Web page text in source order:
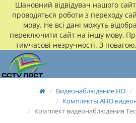
Шановний відвідувач нашого
проводяться роботи з переходу
мову. Не всі дані можуть
переключити сайт на іншу мову,
тимчасові незручності. З
Видеонаблюдение HD
Комплекты AHD
Комплект видеонаблюдения